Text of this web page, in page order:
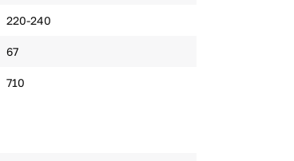
220-240
67
710